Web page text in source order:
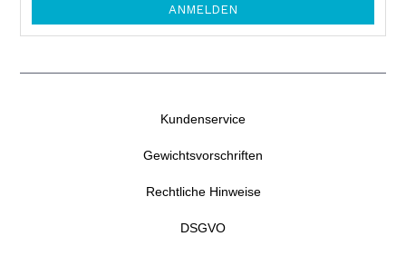
Kundenservice
Gewichtsvorschriften
Rechtliche Hinweise
DSGVO